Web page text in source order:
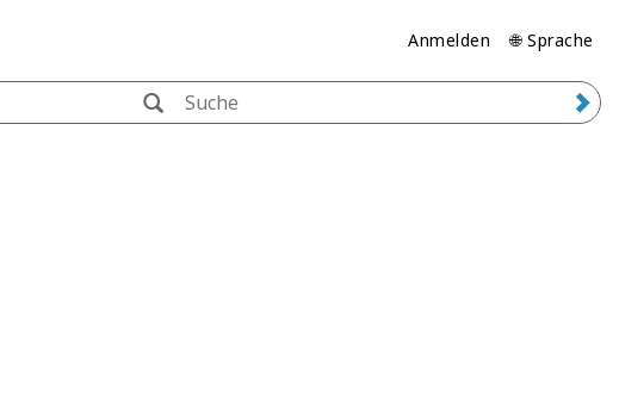
Anmelden 🌐 Sprache